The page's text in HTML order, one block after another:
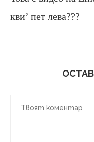
кви’ пет лева???